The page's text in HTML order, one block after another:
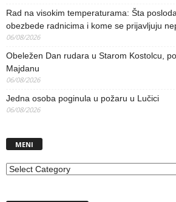
Rad na visokim temperaturama: Šta
obezbede radnicima i kome se prijavljuju
06/08/2026
Obeležen Dan rudara u Starom Kostolcu,
Majdanu
06/08/2026
Jedna osoba poginula u požaru u Lučici
06/08/2026
MENI
MENI